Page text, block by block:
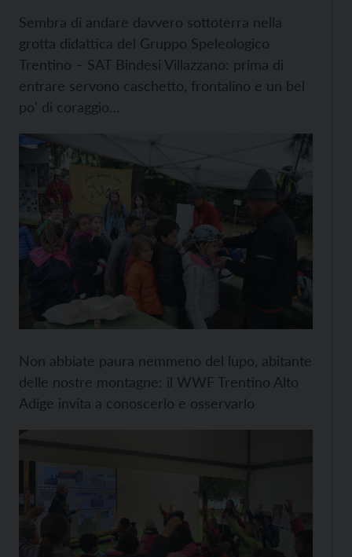
Sembra di andare davvero sottoterra nella
grotta didattica del Gruppo Speleologico
Trentino – SAT Bindesi Villazzano: prima di
entrare servono caschetto, frontalino e un bel
po' di coraggio…
Non abbiate paura nemmeno del lupo, abitante
delle nostre montagne: il WWF Trentino Alto
Adige invita a conoscerlo e osservarlo